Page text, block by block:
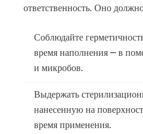
контроля
которые
должны
ожидать
покупатели
Часто
ответственность. Оно
Соблюдайте
время наполнения – в
и микробов.
Выдержать
нанесенную на
время применения.